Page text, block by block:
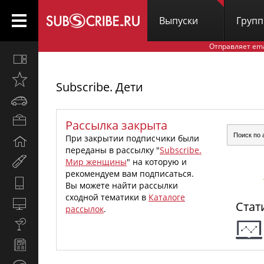
Отправляет
Выпуски
недавно
Бизнес
карьера
семья
женщины
Компьютеры
Subscribe. Дети
Рассылка закрыта
При закрытии подписчики были
переданы в рассылку "Subscribe.
Мир женщины" на которую и
рекомендуем вам подписаться.
Вы можете найти рассылки
сходной тематики в Каталоге
рассылок.